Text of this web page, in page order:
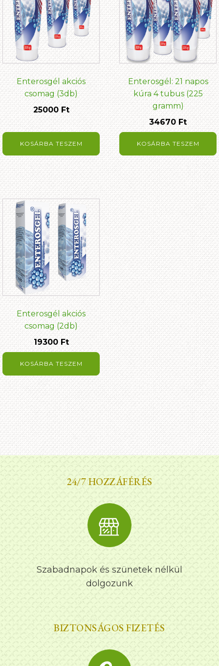
Enterosgél akciós
csomag (3db)
25000Ft
KOSÁRBA TESZEM
Enterosgél: 21 napos
kúra 4 tubus (225
gramm)
34670Ft
KOSÁRBA TESZEM
Enterosgél akciós
csomag (2db)
19300Ft
KOSÁRBA TESZEM
24/7 HOZZÁFÉRÉS
Szabadnapok és szünetek nélkül
dolgozunk
BIZTONSÁGOS FIZETÉS